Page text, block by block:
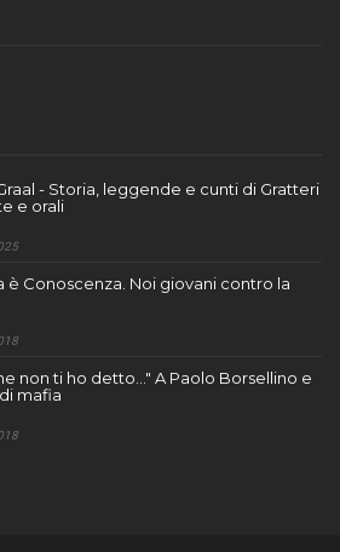
- Storia, leggende e cunti di Gratteri
e orali
è Conoscenza. Noi giovani contro la
non ti ho detto..." A Paolo Borsellino e
mafia